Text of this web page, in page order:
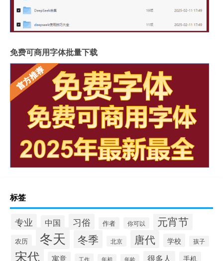
免费可商用字体批量下载
标签
专业 中国 习俗 作者 你可以 元宵节
农历 冬天 冬季 北京 唐代 学校 孩子
宋代 寓意 工作 年初 年龄 很多人 手机